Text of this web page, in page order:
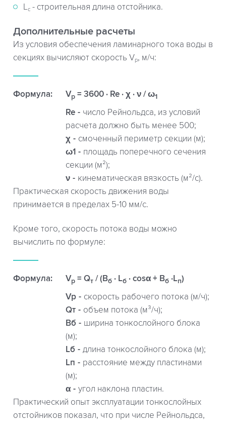
Lc - строительная длина отстойника.
Дополнительные расчеты
Из условия обеспечения ламинарного тока воды в
секциях вычисляют скорость Vр, м/ч:
Формула: Vр = 3600 · Re · χ · ν / ω1
Re
число Рейнольдса, из условий
расчета должно быть менее 500;
χ
смоченный периметр секции (м);
ω1
площадь поперечного сечения
секции (м²);
ν
кинематическая вязкость (м²/с).
Практическая скорость движения воды
принимается в пределах 5-10 мм/с.
Кроме того, скорость потока воды можно
вычислить по формуле:
Формула: Vр = Qт / (Bб · Lб · cosα + Bб ·Lп)
Vр
скорость рабочего потока (м/ч);
Qт
объем потока (м³/ч);
Bб
ширина тонкослойного блока
(м);
Lб
длина тонкослойного блока (м);
Lп
расстояние между пластинами
(м);
α
угол наклона пластин.
Практический опыт эксплуатации тонкослойных
отстойников показал, что при числе Рейнольдса,